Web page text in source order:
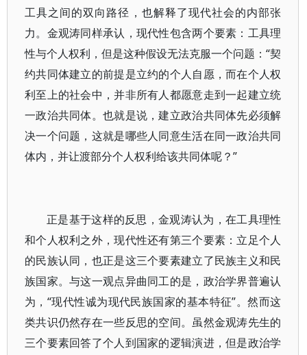
工具之间的双向路径，也解释了现代社会的内部张
力。金观涛同样承认，现代性包含两个要素：工具理
性与个人权利，但是这种假设无法克服一个问题：“契
约共同体建立的前提是立约的个人自愿，而在个人权
利至上的社会中，并非所有人都愿意走到一起建立统
一政治共同体。也就是说，建立政治共同体先必须解
决一个问题，这就是哪些人同意生活在同一政治共同
体内，并让渡部分个人权利给该共同体呢？”
正是基于这样的反思，金观涛认为，在工具理性
和个人权利之外，现代性还有第三个要素：立足个人
的民族认同，也正是这三个要素建立了民族主义和民
族国家。与这一观点异曲同工的是，政治学界普遍认
为，“现代性诚为现代民族国家的基本特征”。然而这
类共识仍然存在一些反思的空间。虽然金观涛先生的
三个要素回答了个人到国家的逻辑演进，但是政治学